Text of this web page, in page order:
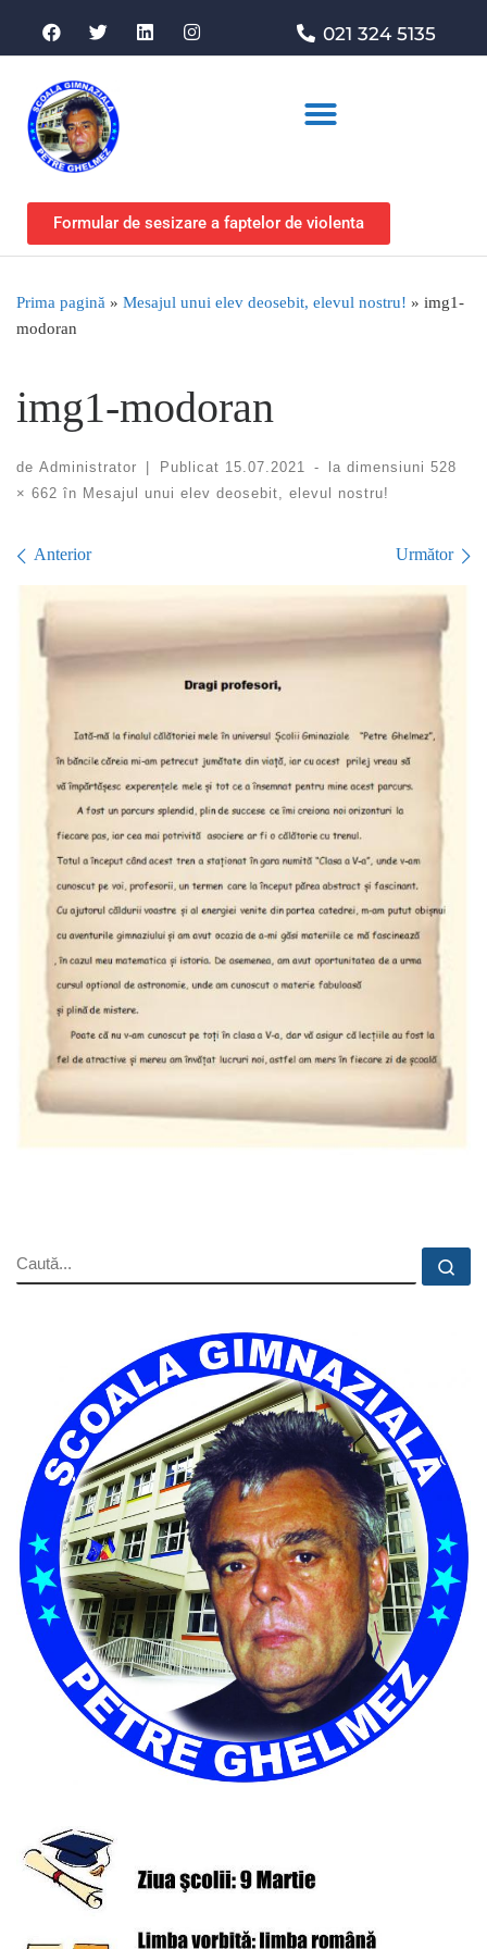
021 324 5135
Formular de sesizare a faptelor de violenta
Prima pagină » Mesajul unui elev deosebit, elevul nostru! » img1-
modoran
img1-modoran
de Administrator | Publicat 15.07.2021 - la dimensiuni 528
× 662 în Mesajul unui elev deosebit, elevul nostru!
Navigare în imagini
Anterior Următor